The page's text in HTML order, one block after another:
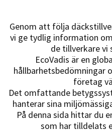
Genom att följa
vi ge tydlig information
de tillverkare vi
EcoVadis är en
hållbarhetsbedömningar
företag
Det omfattande
hanterar sina
På denna sida hittar du
som har tilldelats